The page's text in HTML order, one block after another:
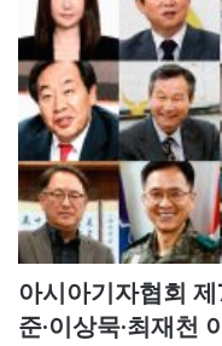
아시아기자협회
준·이상묵·최재천